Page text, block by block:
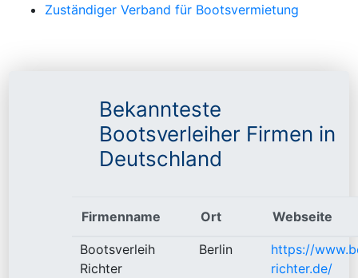
Zuständiger Verband für Bootsvermietung
Bekannteste
Bootsverleiher Firmen in
Deutschland
Firmenname Ort Webseite
Bootsverleih
Richter
Berlin
https://
richter.de/